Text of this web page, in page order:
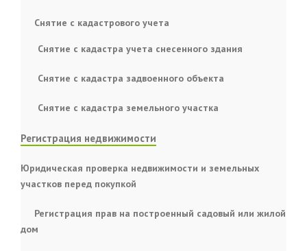
Снятие с кадастрового учета
Снятие с кадастра учета снесенного здания
Снятие с кадастра задвоенного объекта
Снятие с кадастра земельного участка
Регистрация недвижимости
Юридическая проверка недвижимости и земельных
участков перед покупкой
Регистрация прав на построенный садовый или жилой
дом